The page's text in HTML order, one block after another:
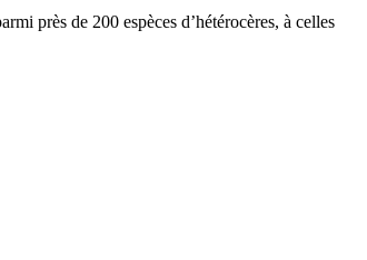
près de 200 espèces d’hétérocères, à celles